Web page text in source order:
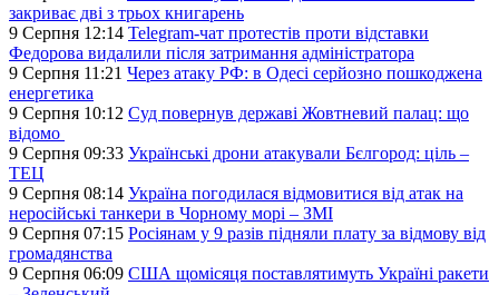
закриває дві з трьох книгарень
9 Серпня 12:14 Telegram-чат протестів проти відставки
Федорова видалили після затримання адміністратора
9 Серпня 11:21 Через атаку РФ: в Одесі серйозно пошкоджена
енергетика
9 Серпня 10:12 Суд повернув державі Жовтневий палац: що
відомо
9 Серпня 09:33 Українські дрони атакували Бєлгород: ціль –
ТЕЦ
9 Серпня 08:14 Україна погодилася відмовитися від атак на
неросійські танкери в Чорному морі – ЗМІ
9 Серпня 07:15 Росіянам у 9 разів підняли плату за відмову від
громадянства
9 Серпня 06:09 США щомісяця поставлятимуть Україні ракети